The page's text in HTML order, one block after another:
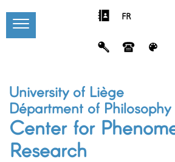
FR
University of Liège
Départment of Philosophy
Center for
Research